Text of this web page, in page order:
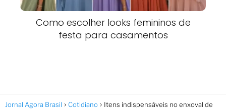
Como escolher looks femininos de
festa para casamentos
Jornal Agora Brasil Cotidiano Itens indispensáveis no enxoval de